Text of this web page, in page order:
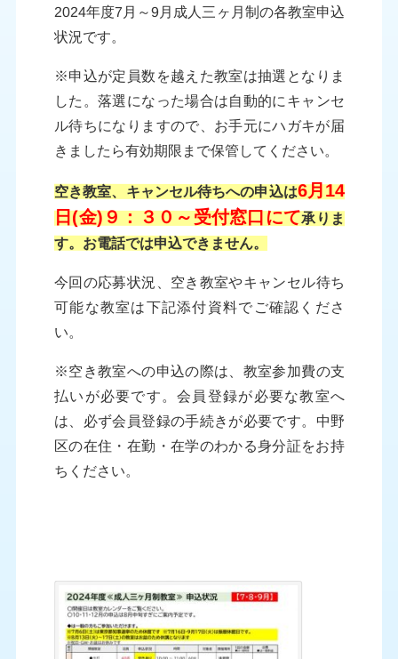
2024年度7月～9月成人三ヶ月制の各教室申込
状況です。
※申込が定員数を越えた教室は抽選となりま
した。落選になった場合は自動的にキャンセ
ル待ちになりますので、お手元にハガキが届
きましたら有効期限まで保管してください。
空き教室、キャンセル待ちへの申込は6月14
日(金)９：３０～受付窓口にて承りま
す。お電話では申込できません。
今回の応募状況、空き教室やキャンセル待ち
可能な教室は下記添付資料でご確認くださ
い。
※空き教室への申込の際は、教室参加費の支
払いが必要です。会員登録が必要な教室へ
は、必ず会員登録の手続きが必要です。中野
区の在住・在勤・在学のわかる身分証をお持
ちください。